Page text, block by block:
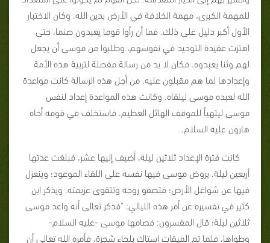
للمهمة الكبرى، مهمة الخلافة في الأرض بدين الله. وكان الاختبار
الأول أكبر دليل على ذلك. فما أن رأوا قوما يعبدون صنما، حتى
اهتزت عقيدة التوحيد في نفوسهم، وطلبوا من موسى أن يجعل
لهم وثنا يعبدوه. فكان لا بد من رسالة مفصلة لتربية هذه الأمة
وإعدادها لما هم مقبلون عليه. من أجل هذه الرسالة كانت مواعدة
الله لعبده موسى ليلقاه. وكانت هذه المواعدة إعداد لنفس
موسى ليتهيأ للموقف الهائل العظيم. فاستخلف في قومه أخاه
هارون عليه السلام.
كانت فترة الإعداد ثلاثين ليلة، أضيف إليها عشر، فبلغت عدتها
أربعين ليلة. يروض موسى فيها نفسه على اللقاء الموعود؛ وينعزل
فيها عن شواغل الأرض؛ فتصفو روحه وتتقوى عزيمته. ويذكر ابن
كثير في تفسيره عن أمر هذه الليالي: "فذكر تعالى أنه واعد موسى
ثلاثين ليلة؛ قال المفسرون: فصامها موسى -عليه السلام-
وطواها، فلما تم الميقات استاك بلحاء شجرة، فأمره الله تعالى أن